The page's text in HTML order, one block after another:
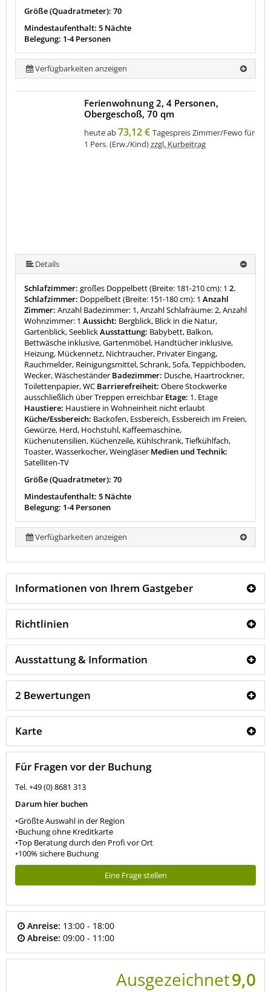
Größe (Quadratmeter): 70
Mindestaufenthalt: 5 Nächte
Belegung: 1-4 Personen
Verfügbarkeiten anzeigen
Ferienwohnung 2, 4 Personen,
Obergeschoß, 70 qm
heute ab73,12 € Tagespreis Zimmer/Fewo für
1 Pers. (Erw./Kind)zzgl. Kurbeitrag
Details
Schlafzimmer: großes Doppelbett (Breite: 181-210 cm): 1 2.
Schlafzimmer: Doppelbett (Breite: 151-180 cm): 1 Anzahl
Zimmer: Anzahl Badezimmer: 1, Anzahl Schlafräume: 2, Anzahl
Wohnzimmer: 1 Aussicht: Bergblick, Blick in die Natur,
Gartenblick, SeeblickAusstattung: Babybett, Balkon,
Bettwäsche inklusive, Gartenmöbel, Handtücher inklusive,
Heizung, Mückennetz, Nichtraucher, Privater Eingang,
Rauchmelder, Reinigungsmittel, Schrank, Sofa, Teppichboden,
Wecker, Wäscheständer Badezimmer: Dusche, Haartrockner,
Toilettenpapier, WC Barrierefreiheit: Obere Stockwerke
ausschließlich über Treppen erreichbar Etage: 1. Etage
Haustiere: Haustiere in Wohneinheit nicht erlaubt
Küche/Essbereich: Backofen, Essbereich, Essbereich im Freien,
Gewürze, Herd, Hochstuhl, Kaffeemaschine,
Küchenutensilien, Küchenzeile, Kühlschrank, Tiefkühlfach,
Toaster, Wasserkocher, Weingläser Medien und Technik:
Satelliten-TV
Größe (Quadratmeter): 70
Mindestaufenthalt: 5 Nächte
Belegung: 1-4 Personen
Verfügbarkeiten anzeigen
Informationen von Ihrem Gastgeber
Richtlinien
Ausstattung & Information
2 Bewertungen
Karte
Für Fragen vor der Buchung
Tel. +49 (0) 8681 313
Darum hier buchen
•Größte Auswahl in der Region
•Buchung ohne Kreditkarte
•Top Beratung durch den Profi vor Ort
•100% sichere Buchung
Eine Frage stellen
Anreise: 13:00 - 18:00
Abreise: 09:00 - 11:00
Ausgezeichnet9,0